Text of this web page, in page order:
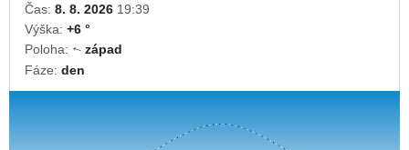
Čas: 8. 8. 2026 19:39
Výška: +6 °
Poloha: ↓západ
Fáze: den